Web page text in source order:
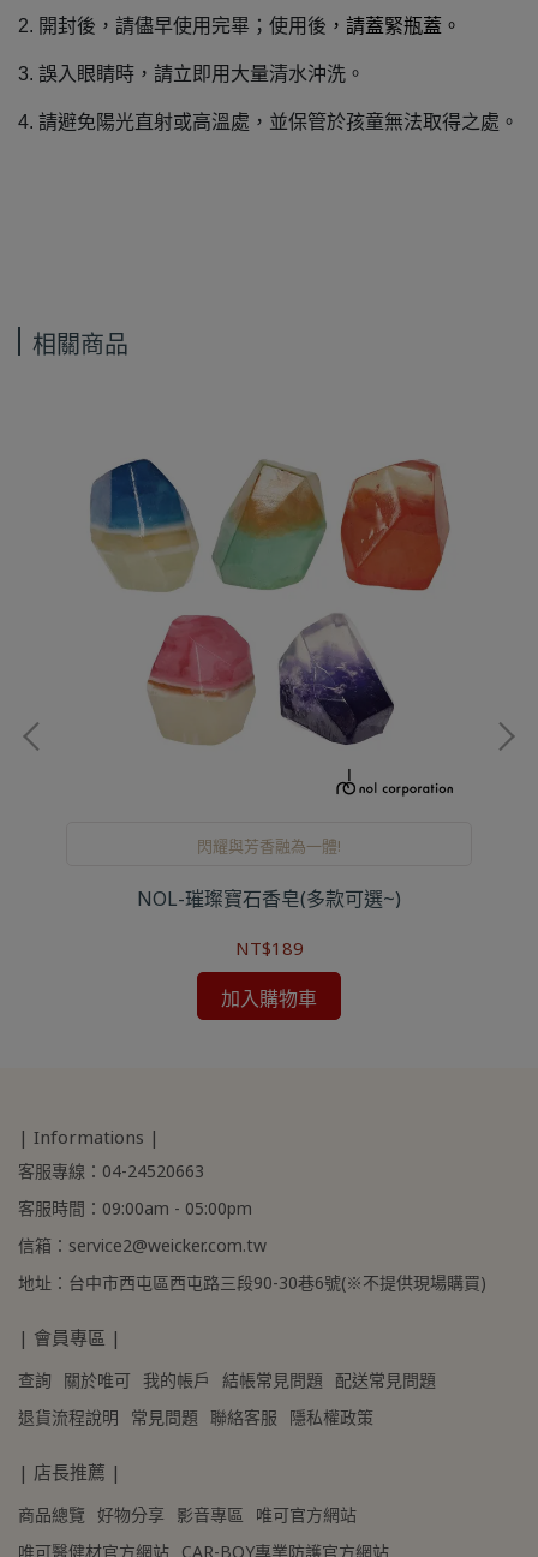
2. 開封後，請儘早使用完畢；使用後 ，請蓋緊瓶蓋。
3. 誤入眼睛時，請立即用大量清水沖洗。
4. 請避免陽光直射或高溫處，並保管於孩童無法取得之處。
相關商品
閃耀與芳香融為一體!
NOL-璀璨寶石香皂(多款可選~)
NT$189
加入購物車
| Informations |
客服專線：04-24520663
客服時間：09:00am - 05:00pm
信箱：service2@weicker.com.tw
地址：台中市西屯區西屯路三段90-30巷6號(※不提供現場購買)
| 會員專區 |
查詢 關於唯可 我的帳戶 結帳常見問題 配送常見問題
退貨流程說明 常見問題 聯絡客服 隱私權政策
| 店長推薦 |
商品總覽 好物分享 影音專區 唯可官方網站
唯可醫健材官方網站 CAR-BOY專業防護官方網站